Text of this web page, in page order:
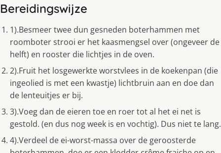
Bereidingswijze
1).Besmeer twee dun gesneden boterhammen met
roomboter strooi er het kaasmengsel over (ongeveer de
helft) en rooster die lichtjes in de oven.
2).Fruit het losgewerkte worstvlees in de koekenpan (die
ingeolied is met een kwastje) lichtbruin aan en doe dan
de lenteuitjes er bij.
3).Voeg dan de eieren toe en roer tot al het ei net is
gestold. (en dus nog week is en vochtig). Dus niet te lang.
4).Verdeel de ei-worst-massa over de geroosterde